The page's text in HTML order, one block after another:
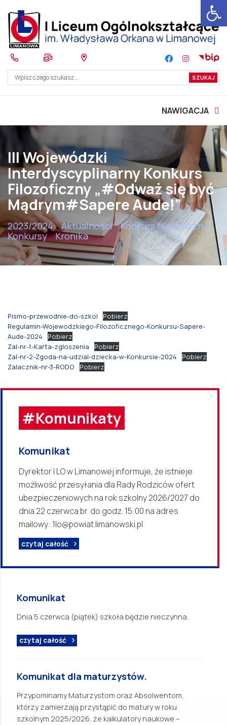
NAWIGACJA
III Wojewódzki
Interdyscyplinarny Konkurs
Filozoficzny „#Odważ się być
Mądrym#Sapere Aude!”
2023/2024 Aktualności Konkurs filozoficzny
Konkursy Kronika
Pismo-przewodnie-do-szkol
Pobierz
Regulamin-Wojewodzkiego-Filozoficznego-Konkursu-Sapere-
Aude-2024
Pobierz
Zal-nr-1-Karta-zgloszenia
Pobierz
Zal-nr-2-Zgoda-na-udzial-dziecka-w-Konkursie-2024
Pobierz
Zalacznik-nr-3-RODO
Pobierz
#Komunikaty
Komunikat
Dyrektor I LO w Limanowej informuje, że istnieje
możliwość przesyłania dla Rady Rodziców ofert
ubezpieczeniowych na rok szkolny 2026/2027 do
dnia 22 czerwca br. do godz. 15:00 na adres
mailowy: 1lo@powiat.limanowski.pl
czytaj całość
Komunikat
Dnia 5 czerwca (piątek) szkoła będzie nieczynna.
czytaj całość
Komunikat dla maturzystów.
Przypominamy Maturzystom oraz Absolwentom,
którzy zamierzają przystąpić do matury w roku
szkolnym 2025/2026, że kalkulatory naukowe –